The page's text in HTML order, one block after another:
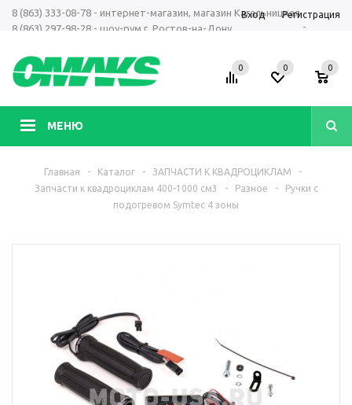
8 (863) 333-08-78 - интернет-магазин, магазин Кагальницкая
8 (863) 297-98-28 - шоу-рум г. Ростов-на-Дону
-
Вход Регистрация
МЕНЮ
0 0 0
Главная - Каталог - ЗАПЧАСТИ К КВАДРОЦИКЛАМ
-
Запчасти к квадроциклам 400-1000 см3
- Разное -
Ручки с
подогревом Symtec 4 зоны